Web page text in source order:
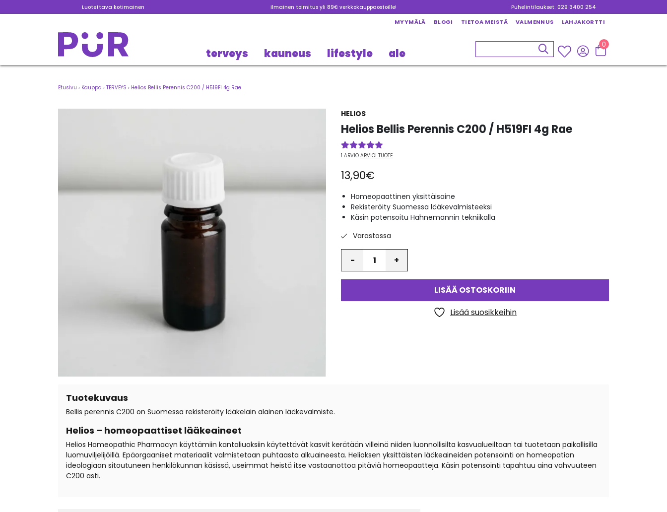
Luotettava kotimainen Ilmainen toimitus yli 89€ verkkokauppaostoille! Puhelintilaukset: 029 3400 254
MYYMÄLÄ BLOGI TIETOA MEISTÄ VALMENNUS LAHJAKORTTI
terveys kauneus lifestyle ale
0
Etusivu › Kauppa › TERVEYS › Helios Bellis Perennis C200 / H519FI 4g Rae
HELIOS
Helios Bellis Perennis C200 / H519FI 4g Rae
Arvio5.00
perustuen
1
asiakkaan
1 ARVIO ARVIOI TUOTE
13,90€
Homeopaattinen yksittäisaine
Rekisteröity Suomessa lääkevalmisteeksi
Käsin potensoitu Hahnemannin tekniikalla
Varastossa
LISÄÄ OSTOSKORIIN
Lisää suosikkeihin
Tuotekuvaus
Bellis perennis C200 on Suomessa rekisteröity lääkelain alainen lääkevalmiste.
Helios – homeopaattiset lääkeaineet
Helios Homeopathic Pharmacyn käyttämiin kantaliuoksiin käytettävät kasvit kerätään villeinä niiden luonnollisilta kasvualueiltaan tai tuotetaan paikallisilla
luomuviljelijöillä. Epäorgaaniset materiaalit valmistetaan puhtaasta alkuaineesta. Helioksen yksittäisten lääkeaineiden potensointi on homeopatian
ideologiaan sitoutuneen henkilökunnan käsissä, useimmat heistä itse vastaanottoa pitäviä homeopaatteja. Käsin potensointi tapahtuu aina vahvuuteen
C200 asti.